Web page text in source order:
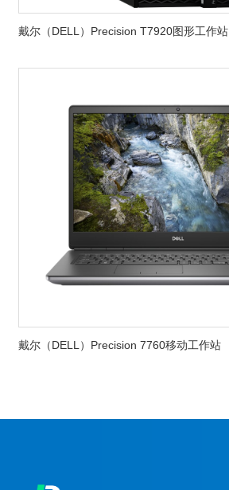
戴尔（DELL）Precision T7920图形工作站
戴尔（DELL）Precision 7760移动工作站